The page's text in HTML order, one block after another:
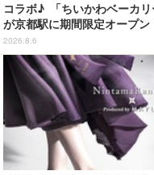
コラボ♪ 「ちいかわベーカリ
が京都駅に期間限定オープン
月13日～】
2026.8.6